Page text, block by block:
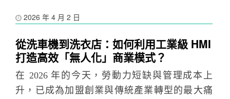
2026 年 4 月 2 日
從洗車機到洗衣店：如何利用工業級 HMI
打造高效「無人化」商業模式？
在 2026 年的今天，勞動力短缺與管理成本上
升，已成為加盟創業與傳統產業轉型的最大痛